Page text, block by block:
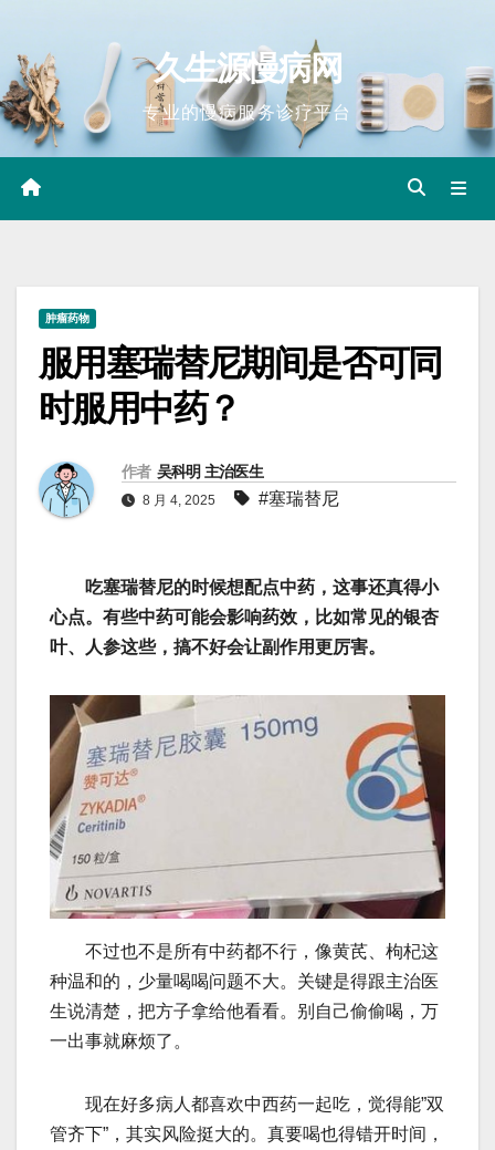
content
久生源慢病网
专业的慢病服务诊疗平台
肿瘤药物
服用塞瑞替尼期间是否可同
时服用中药？
作者 吴科明 主治医生
8 月 4, 2025 #塞瑞替尼
吃塞瑞替尼的时候想配点中药，这事还真得小
心点。有些中药可能会影响药效，比如常见的银杏
叶、人参这些，搞不好会让副作用更厉害。
不过也不是所有中药都不行，像黄芪、枸杞这
种温和的，少量喝喝问题不大。关键是得跟主治医
生说清楚，把方子拿给他看看。别自己偷偷喝，万
一出事就麻烦了。
现在好多病人都喜欢中西药一起吃，觉得能”双
管齐下”，其实风险挺大的。真要喝也得错开时间，